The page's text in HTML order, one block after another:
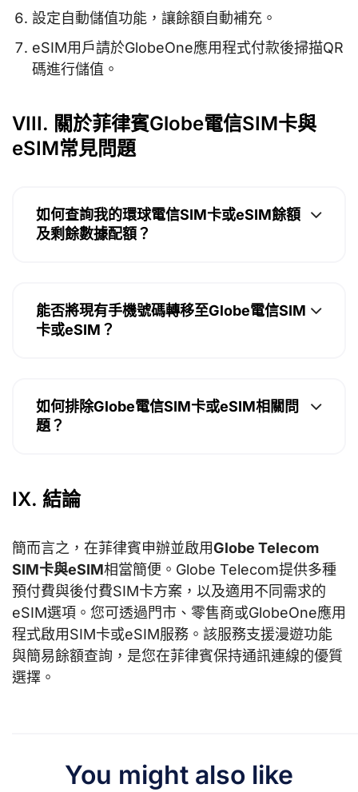
設定自動儲值功能，讓餘額自動補充。
eSIM用戶請於GlobeOne應用程式付款後掃描QR
碼進行儲值。
VIII. 關於菲律賓Globe電信SIM卡與
eSIM常見問題
如何查詢我的環球電信SIM卡或eSIM餘額
及剩餘數據配額？
能否將現有手機號碼轉移至Globe電信SIM
卡或eSIM？
如何排除Globe電信SIM卡或eSIM相關問
題？
IX. 結論
簡而言之，在菲律賓申辦並啟用Globe Telecom
SIM卡與eSIM相當簡便。Globe Telecom提供多種
預付費與後付費SIM卡方案，以及適用不同需求的
eSIM選項。您可透過門市、零售商或GlobeOne應用
程式啟用SIM卡或eSIM服務。該服務支援漫遊功能
與簡易餘額查詢，是您在菲律賓保持通訊連線的優質
選擇。
You might also like